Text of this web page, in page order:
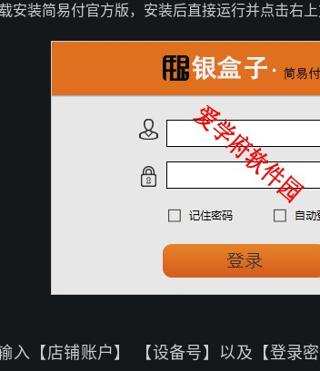
安装简易付官方版，安装后直接运行并点击右上
入【店铺账户】 【设备号】以及【登录